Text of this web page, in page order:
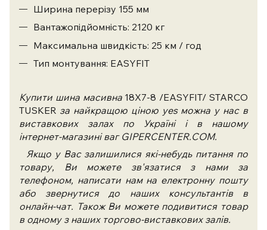
Ширина перерізу 155 мм
Вантажопідйомність: 2120 кг
Максимальна швидкість: 25 км / год
Тип монтування: EASYFIT
Купити шина масивна 18X7-8 /EASYFIT/ STARCO
TUSKER за найкращою ціною yes можна у нас в
виставкових залах по Україні і в нашому
інтернет-магазині ваг GIPERCENTER.COM.
Якщо у Вас залишилися які-небудь питання по
товару, Ви можете зв'язатися з нами за
телефоном, написати нам на електронну пошту
або звернутися до наших консультантів в
онлайн-чат. Також Ви можете подивитися товар
в одному з наших торгово-виставкових залів.